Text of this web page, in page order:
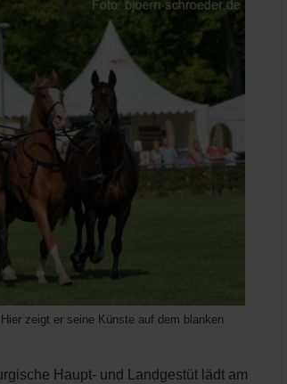
zeigt er seine Künste auf dem blanken
Haupt- und Landgestüt lädt am